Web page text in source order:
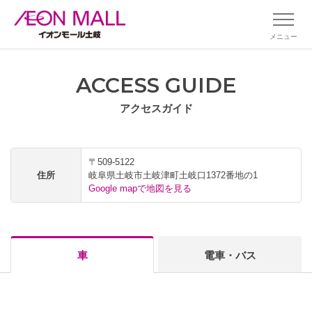
メニュー
ACCESS GUIDE
アクセスガイド
住所
〒509-5122
岐阜県土岐市土岐津町土岐口1372番地の1
Google mapで地図を見る
車 電車・バス